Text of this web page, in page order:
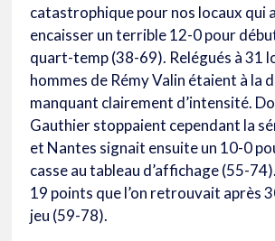
catastrophique pour nos locaux qui
encaisser un terrible 12-0 pour
quart-temp (38-69). Relégués à 31
hommes de Rémy Valin étaient à la
manquant clairement d’intensité.
Gauthier stoppaient cependant la
et Nantes signait ensuite un 10-0
casse au tableau d’affichage (55-
19 points que l’on retrouvait après
jeu (59-78).